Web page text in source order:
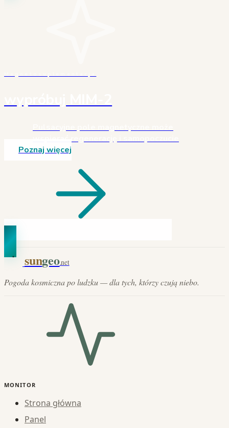
Poznaj więcej
sungeo.net
Pogoda kosmiczna po ludzku — dla tych, którzy czują niebo.
MONITOR
Strona główna
Panel